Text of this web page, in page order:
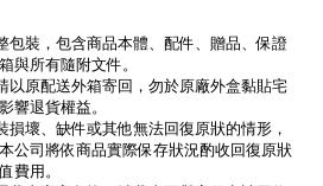
包裝，包含商品本體、配件、贈品、保證
與所有隨附文件。
以原配送外箱寄回，勿於原廠外盒黏貼宅
響退貨權益。
損壞、缺件或其他無法回復原狀的情形，
公司將依商品實際保存狀況酌收回復原狀
費用。